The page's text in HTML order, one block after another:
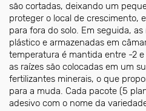
são cortadas, deixando um
proteger o local de crescimento,
para fora do solo. Em seguida,
plástico e armazenadas em
temperatura é mantida entre -2
as raízes são colocadas em um
fertilizantes minerais, o que
para a muda. Cada pacote (5
adesivo com o nome da